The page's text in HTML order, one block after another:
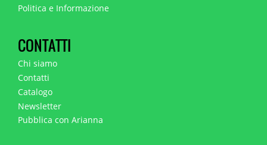
Politica e Informazione
CONTATTI
Chi siamo
Contatti
Catalogo
Newsletter
Pubblica con Arianna